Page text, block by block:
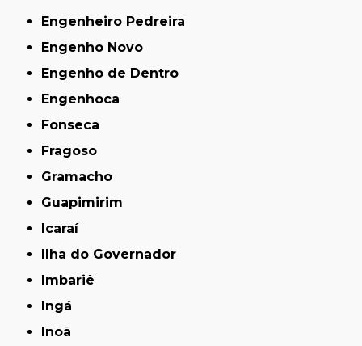
Engenheiro Pedreira
Engenho Novo
Engenho de Dentro
Engenhoca
Fonseca
Fragoso
Gramacho
Guapimirim
Icaraí
Ilha do Governador
Imbariê
Ingá
Inoã